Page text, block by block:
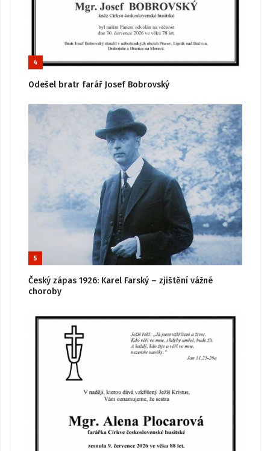
4
Odešel bratr farář Josef Bobrovský
5
Český zápas 1926: Karel Farský – zjištění vážné
choroby